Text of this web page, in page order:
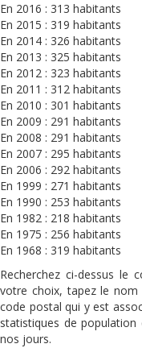
En 2016 : 313 habitants
En 2015 : 319 habitants
En 2014 : 326 habitants
En 2013 : 325 habitants
En 2012 : 323 habitants
En 2011 : 312 habitants
En 2010 : 301 habitants
En 2009 : 291 habitants
En 2008 : 291 habitants
En 2007 : 295 habitants
En 2006 : 292 habitants
En 1999 : 271 habitants
En 1990 : 253 habitants
En 1982 : 218 habitants
En 1975 : 256 habitants
En 1968 : 319 habitants
Recherchez ci-dessus le
votre choix, tapez le nom
code postal qui y est
statistiques de population
nos jours.